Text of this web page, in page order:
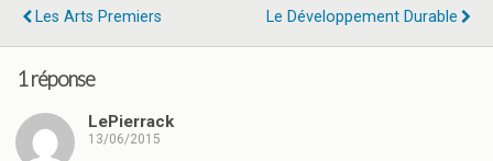
Les Arts Premiers
Le Développement Durable
1 réponse
LePierrack
13/06/2015